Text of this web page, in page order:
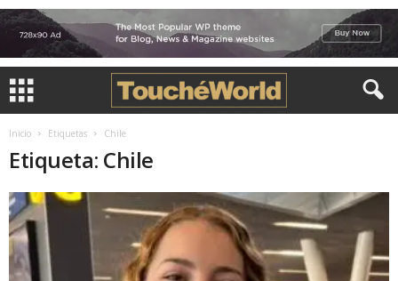
Inicio Etiquetas Chile
Etiqueta: Chile